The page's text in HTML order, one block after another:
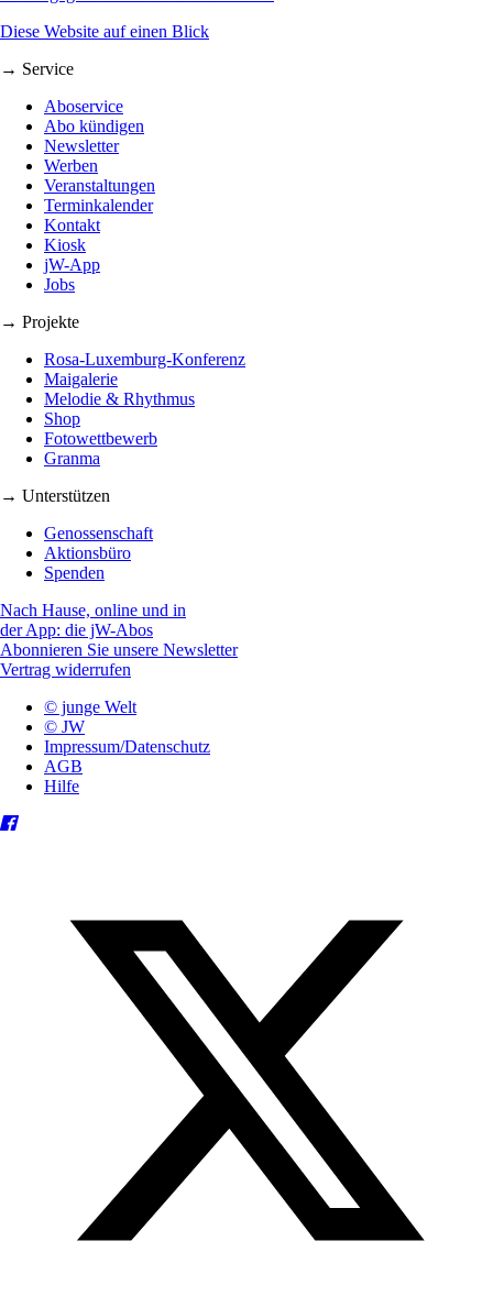
Diese Website auf einen Blick
→ Service
Aboservice
Abo kündigen
Newsletter
Werben
Veranstaltungen
Terminkalender
Kontakt
Kiosk
jW-App
Jobs
→ Projekte
Rosa-Luxemburg-Konferenz
Maigalerie
Melodie & Rhythmus
Shop
Fotowettbewerb
Granma
→ Unterstützen
Genossenschaft
Aktionsbüro
Spenden
Nach Hause, online und in
der App: die jW-Abos
Abonnieren Sie unsere Newsletter
Vertrag widerrufen
© junge Welt
© JW
Impressum/Datenschutz
AGB
Hilfe